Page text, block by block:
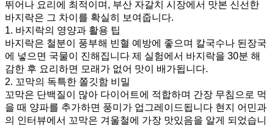
뛰어나 요리에 최적이며, 부산 자갈치 시장에서 맛본 신선한
바지락은 그 차이를 확실히 보여줍니다.
1. 바지락의 영양과 활용 팁
바지락은 철분이 풍부해 빈혈 예방에 좋으며 칼국수나 된장국
에 넣으면 국물이 진해집니다 제 실험에서 바지락을 30분 해
감한 후 요리하면 모래가 없어 맛이 배가됩니다.
2. 꼬막의 독특한 쫄깃함 비밀
꼬막은 단백질이 많아 다이어트에 적합하며 간장 무침으로 먹
을 때 양파를 추가하면 풍미가 업그레이드됩니다 현지 어민과
의 인터뷰에서 꼬막은 겨울철에 가장 맛있음을 알게 되었습니